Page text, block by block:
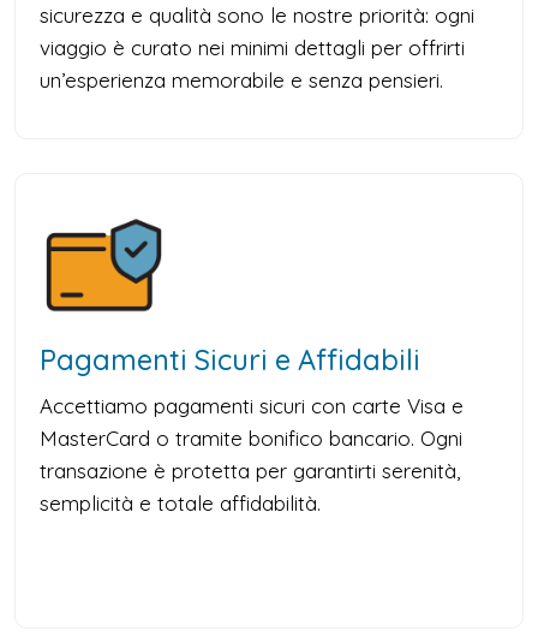
sicurezza e qualità sono le nostre priorità: ogni
viaggio è curato nei minimi dettagli per offrirti
un’esperienza memorabile e senza pensieri.
Pagamenti Sicuri e Affidabili
Accettiamo pagamenti sicuri con carte Visa e
MasterCard o tramite bonifico bancario. Ogni
transazione è protetta per garantirti serenità,
semplicità e totale affidabilità.